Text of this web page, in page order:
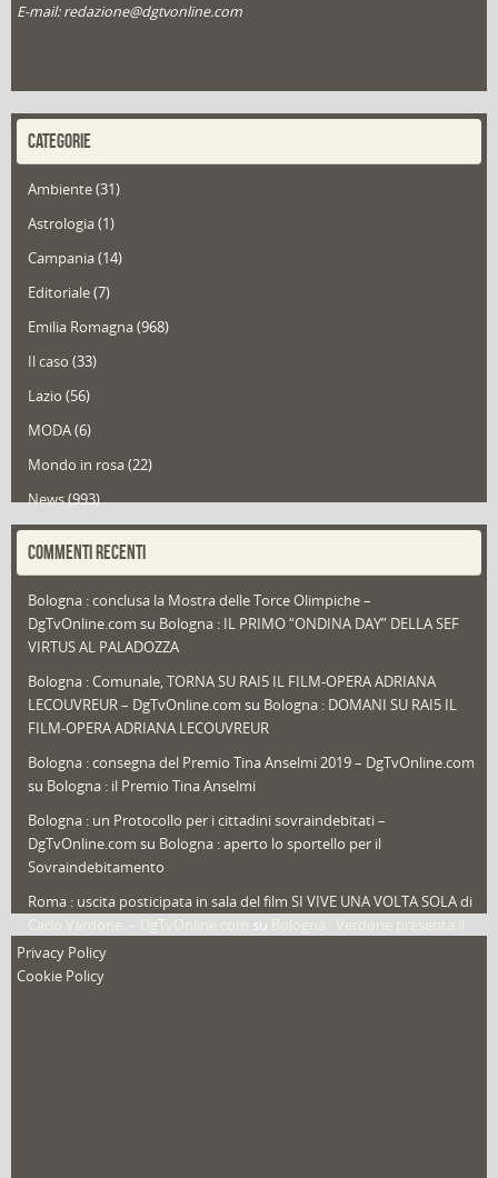
E-mail: redazione@dgtvonline.com
CATEGORIE
Ambiente(31)
Astrologia(1)
Campania(14)
Editoriale(7)
Emilia Romagna(968)
Il caso (33)
Lazio (56)
MODA(6)
Mondo in rosa(22)
News(993)
Portfolio(1)
Redazioni(1.049)
Speciali (22)
Sport
That's Bologna Magazine(25)
Video (archivio) (263)
COMMENTI RECENTI
Bologna : conclusa la Mostra delle Torce Olimpiche –
DgTvOnline.com su Bologna : IL PRIMO “ONDINA DAY” DELLA SEF
VIRTUS AL PALADOZZA
Bologna : Comunale, TORNA SU RAI5 IL FILM-OPERA ADRIANA
LECOUVREUR – DgTvOnline.com su Bologna : DOMANI SU RAI5 IL
FILM-OPERA ADRIANA LECOUVREUR
Bologna : consegna del Premio Tina Anselmi 2019 – DgTvOnline.com
su Bologna : il Premio Tina Anselmi
Bologna : un Protocollo per i cittadini sovraindebitati –
DgTvOnline.com su Bologna : aperto lo sportello per il
Sovraindebitamento
Roma : uscita posticipata in sala del film SI VIVE UNA VOLTA SOLA di
su
nuovo film
Privacy Policy
Cookie Policy